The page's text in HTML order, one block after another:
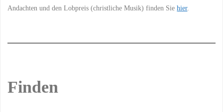
Andachten und den Lobpreis (christliche Musik) finden Siehier.
Finden